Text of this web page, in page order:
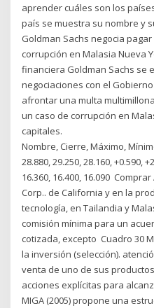
aprender cuáles son los
país se muestra su nombre y
Goldman Sachs negocia
corrupción en Malasia Nueva
financiera Goldman Sachs se
negociaciones con el
afrontar una multa
un caso de corrupción en
capitales.
Nombre, Cierre, Máximo,
28.880, 29.250, 28.160, +0.590,
16.360, 16.400, 16.090
Corp.. de California y en la
tecnología, en Tailandia y
comisión mínima para un
cotizada, excepto Cuadro 30
la inversión (selección).
venta de uno de sus
acciones explícitas para
MIGA (2005) propone una